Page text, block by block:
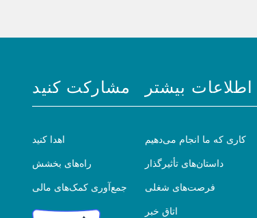
مشارکت کنید
اهدا کنید
راه‌های بخشش
جمع‌آوری کمک‌های مالی
اطلاعات بیشتر
کاری که ما انجام می‌دهیم
داستان‌های تأثیرگذار
فرصت‌های شغلی
اتاق خبر